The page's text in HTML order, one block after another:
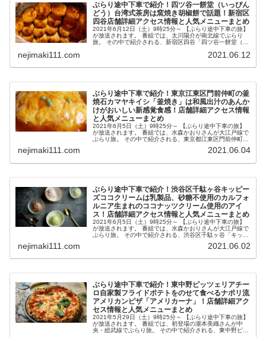
ぶらり途中下車で紹介！四ツ谷一餅堂（いっぴん
どう）台湾式茶房は窯焼き胡椒餅で話題！新宿区
四谷店舗詳細アクセス情報と人気メニューまとめ
2021年6月12日（土）9時25分～ 【ぶらり途中下車の旅】
が放送されます。 番組では、太川陽介が南北線でぶらり
旅。 その中で紹介される、新宿区四谷「四ツ谷一餅堂（よ
nejimaki111.com 2021.06.12
ぶらり途中下車で紹介！東京江東区門前仲町の釜
焼石カマヤキイシ「釜焼き」は和風出汁のあんか
けがおいしい新感覚食感！店舗詳細アクセス情報
と人気メニューまとめ
2021年6月5日（土）9時25分～ 【ぶらり途中下車の旅】
が放送されます。 番組では、水森かおりさんが大江戸線で
ぶらり旅。 その中で紹介される、東京都江東区門前仲町の
nejimaki111.com 2021.06.04
ぶらり途中下車で紹介！渋谷区千駄ヶ谷キッピー
ズココクリームは乳製品、砂糖不使用のカルフォ
ルニア生まれのココナッツクリーム使用のアイ
ス！店舗詳細アクセス情報と人気メニューまとめ
2021年6月5日（土）9時25分～ 【ぶらり途中下車の旅】
が放送されます。 番組では、水森かおりさんが大江戸線で
ぶらり旅。 その中で紹介される、渋谷区千駄ヶ谷「キッピ
nejimaki111.com 2021.06.02
ぶらり途中下車で紹介！東中野ピッツェリアチー
ロ自家製フライドポテトをのせて食べるナポリ流
アメリカンピザ「アメリカーナ」！店舗詳細アク
セス情報と人気メニューまとめ
2021年5月29日（土）9時25分～ 【ぶらり途中下車の旅】
が放送されます。 番組では、初登場の瀧本美織さんが中
央・総武線でぶらり旅。 その中で紹介される、東中野ピッ